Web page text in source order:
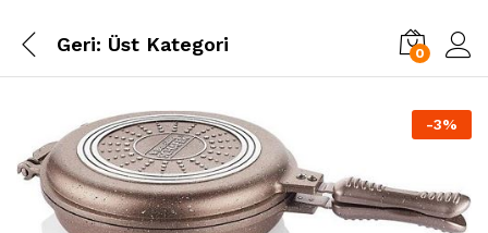
Geri: Üst Kategori 0
-3%